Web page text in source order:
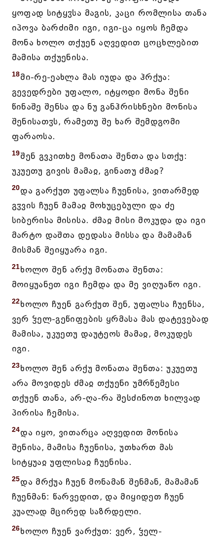
ყოფად სიტყჳსა მაგის, კაცი რომლისა თანა
იპოვა ბარძიმი იგი, იგი-ცა იყოს ჩემდა
მონა ხოლო თქუენ აღვედით ცოცხლებით
მამისა თქუენისა.
18მი-რე-ეახლა მას იუდა და ჰრქუა:
გევედრები უფალო, იტყოდი მონა შენი
წინაშე შენსა და ნუ განჰრისხნები მონისა
შენისათჳს, რამეთუ შე ხარ შემდგომი
ფარაოსა.
19შენ გვკითხე მონათა შენთა და სთქუ:
უკუეთუ გივის მამაჲ, გინათუ ძმაჲ?
20და გარქუთ უფალსა ჩუენისა, ვითარმედ
გჳვის ჩუენ მამაჲ მოხუცებული და ძე
სიბერისა მისისა. ძმაჲ მისი მოკუდა და იგი
მარტო დაშთა დედასა მისსა და მამამან
მისმან შეიყუარა იგი.
21ხოლო შენ არქუ მონათა შენთა:
მოიყუანეთ იგი ჩემდა და მე ვიღუაწო იგი.
22ხოლო ჩუენ გარქუთ შენ, უფალსა ჩუენსა,
ვერ ჴელ-გეწიფების ყრმასა მას დატევებად
მამისა, უკუეთუ დაუტეოს მამაჲ, მოკუდეს
იგი.
23ხოლო შენ არქუ მონათა შენთა: უკუეთუ
არა მოვიდეს ძმაჲ თქუენი უმრწემესი
თქუენ თანა, არ-ღა-რა შესძინოთ ხილვად
პირისა ჩემისა.
24და იყო, ვითარცა აღვედით მონისა
შენისა, მამისა ჩუენისა, უთხართ მას
სიტყუაჲ უფლისაჲ ჩუენისა.
25და მრქუა ჩუენ მონამან შენმან, მამამან
ჩუენმან: წარვედით, და მიყიდეთ ჩუენ
კუალად მცირედ საზრდელი.
26ხოლო ჩუენ ვარქუთ: ვერ, ჴელ-